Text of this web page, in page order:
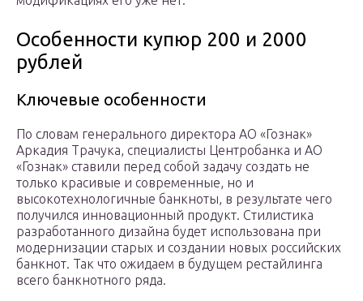
Особенности купюр 200 и 2000
рублей
Ключевые особенности
По словам генерального директора АО «Гознак»
Аркадия Трачука, специалисты Центробанка и АО
«Гознак» ставили перед собой задачу создать не
только красивые и современные, но и
высокотехнологичные банкноты, в результате чего
получился инновационный продукт. Стилистика
разработанного дизайна будет использована при
модернизации старых и создании новых российских
банкнот. Так что ожидаем в будущем рестайлинга
всего банкнотного ряда.